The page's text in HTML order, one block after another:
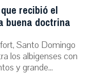
recibió el
buena doctrina
Santo Domingo
los albigenses con
y grande...